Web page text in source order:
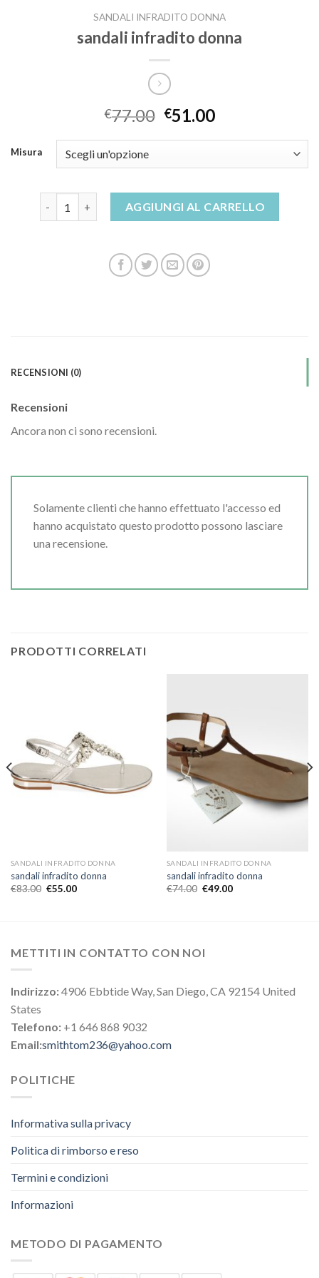
SANDALI INFRADITO DONNA
sandali infradito donna
€77.00 €51.00
Misura
AGGIUNGI AL CARRELLO
RECENSIONI (0)
Recensioni
Ancora non ci sono recensioni.
Solamente clienti che hanno effettuato l'accesso ed
hanno acquistato questo prodotto possono lasciare
una recensione.
PRODOTTI CORRELATI
SANDALI INFRADITO DONNA
sandali infradito donna
€83.00 €55.00
SANDALI INFRADITO DONNA
sandali infradito donna
€74.00 €49.00
METTITI IN CONTATTO CON NOI
Indirizzo:4906 Ebbtide Way, San Diego, CA 92154 United
States
Telefono: +1 646 868 9032
Email:smithtom236@yahoo.com
POLITICHE
Informativa sulla privacy
Politica di rimborso e reso
Termini e condizioni
Informazioni
METODO DI PAGAMENTO